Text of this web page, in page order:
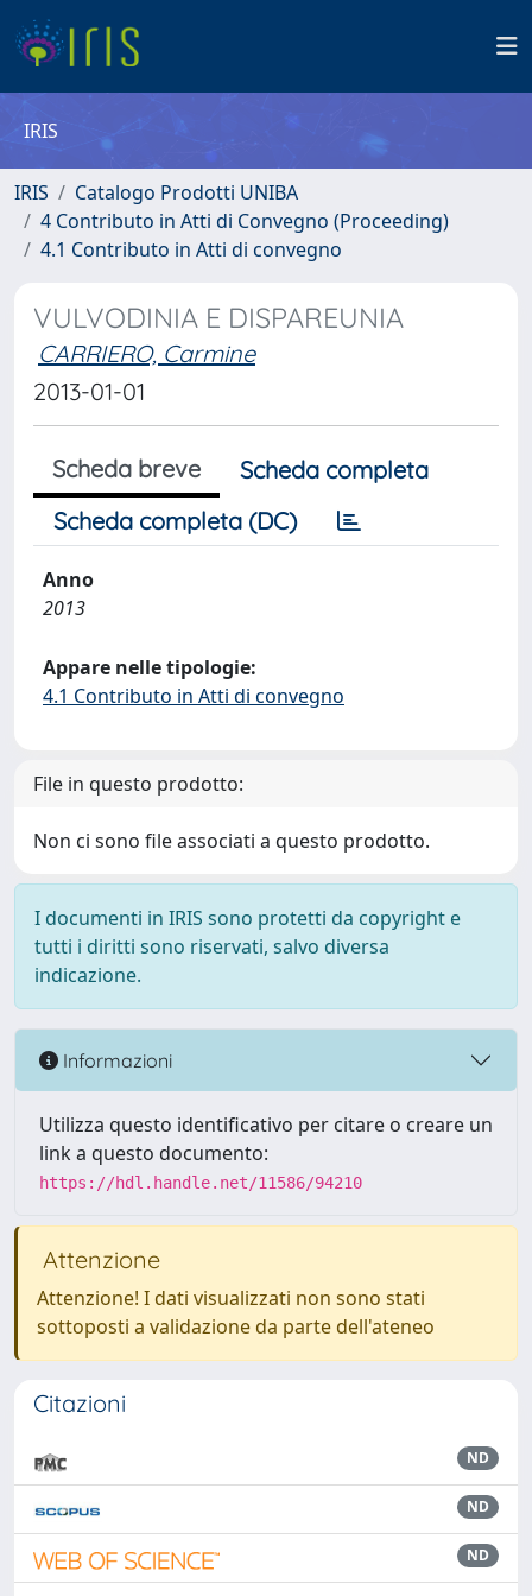
IRIS
IRIS
Catalogo Prodotti UNIBA
4 Contributo in Atti di Convegno (Proceeding)
4.1 Contributo in Atti di convegno
VULVODINIA E DISPAREUNIA
CARRIERO, Carmine
2013-01-01
Scheda breve
Scheda completa
Scheda completa (DC)
Anno
2013
Appare nelle tipologie:
4.1 Contributo in Atti di convegno
File in questo prodotto:
Non ci sono file associati a questo prodotto.
I documenti in IRIS sono protetti da copyright e
tutti i diritti sono riservati, salvo diversa
indicazione.
Informazioni
Utilizza questo identificativo per citare o creare un
link a questo documento:
https://hdl.handle.net/11586/94210
Attenzione
Attenzione! I dati visualizzati non sono stati
sottoposti a validazione da parte dell'ateneo
Citazioni
ND
ND
ND